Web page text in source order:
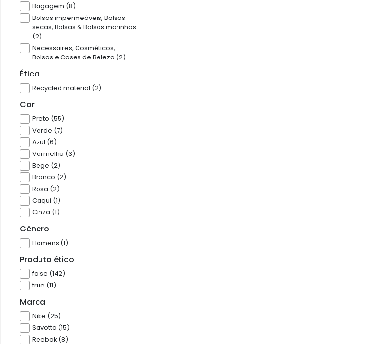
Bagagem (8)
Bolsas impermeáveis, Bolsas
secas, Bolsas & Bolsas marinhas
(2)
Necessaires, Cosméticos,
Bolsas e Cases de Beleza (2)
Ética
Recycled material (2)
Cor
Preto (55)
Verde (7)
Azul (6)
Vermelho (3)
Bege (2)
Branco (2)
Rosa (2)
Caqui (1)
Cinza (1)
Gênero
Homens (1)
Produto ético
false (142)
true (11)
Marca
Nike (25)
Savotta (15)
Reebok (8)